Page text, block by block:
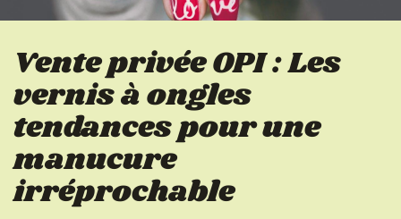
Vente privée OPI : Les
vernis à ongles
tendances pour une
manucure
irréprochable